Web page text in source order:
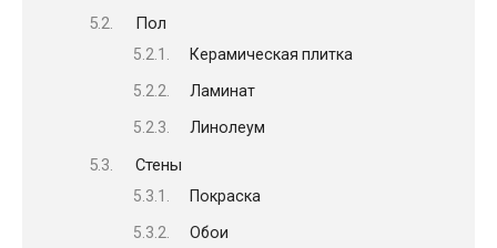
Пол
Керамическая плитка
Ламинат
Линолеум
Стены
Покраска
Обои